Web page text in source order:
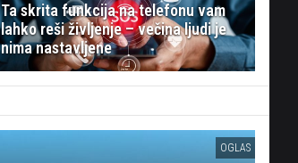
Ta skrita funkcija na telefonu vam
lahko reši življenje – večina ljudi je
nima nastavljene
OGLAS